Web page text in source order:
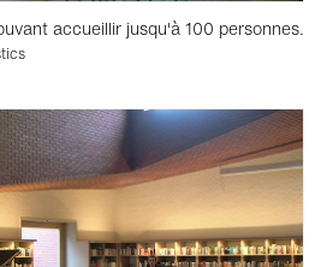
accueillir jusqu'à 100 personnes.